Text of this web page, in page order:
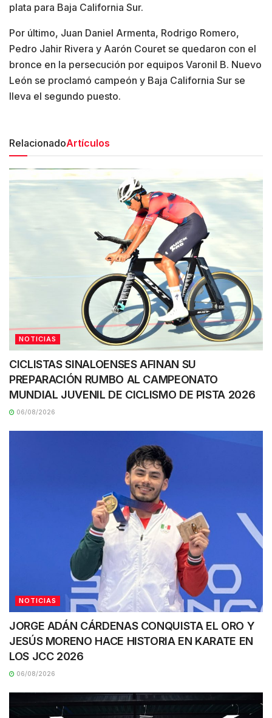
plata para Baja California Sur.
Por último, Juan Daniel Armenta, Rodrigo Romero,
Pedro Jahir Rivera y Aarón Couret se quedaron con el
bronce en la persecución por equipos Varonil B. Nuevo
León se proclamó campeón y Baja California Sur se
lleva el segundo puesto.
RelacionadoArtículos
NOTICIAS
CICLISTAS SINALOENSES AFINAN SU
PREPARACIÓN RUMBO AL CAMPEONATO
MUNDIAL JUVENIL DE CICLISMO DE PISTA 2026
06/08/2026
NOTICIAS
JORGE ADÁN CÁRDENAS CONQUISTA EL ORO Y
JESÚS MORENO HACE HISTORIA EN KARATE EN
LOS JCC 2026
06/08/2026